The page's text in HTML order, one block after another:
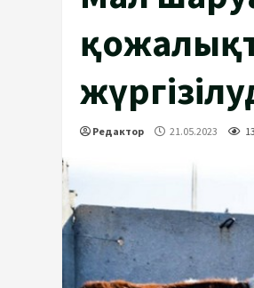
Редактор 21.05.2023